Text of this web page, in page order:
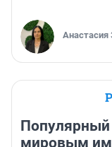
Анастасия
Популярный
мировым